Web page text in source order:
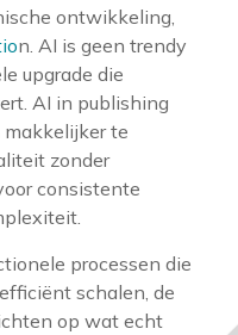
ontwikkeling,
n. AI is geen trendy
upgrade die
AI in publishing
te
zonder
consistente
processen die
schalen, de
op wat echt